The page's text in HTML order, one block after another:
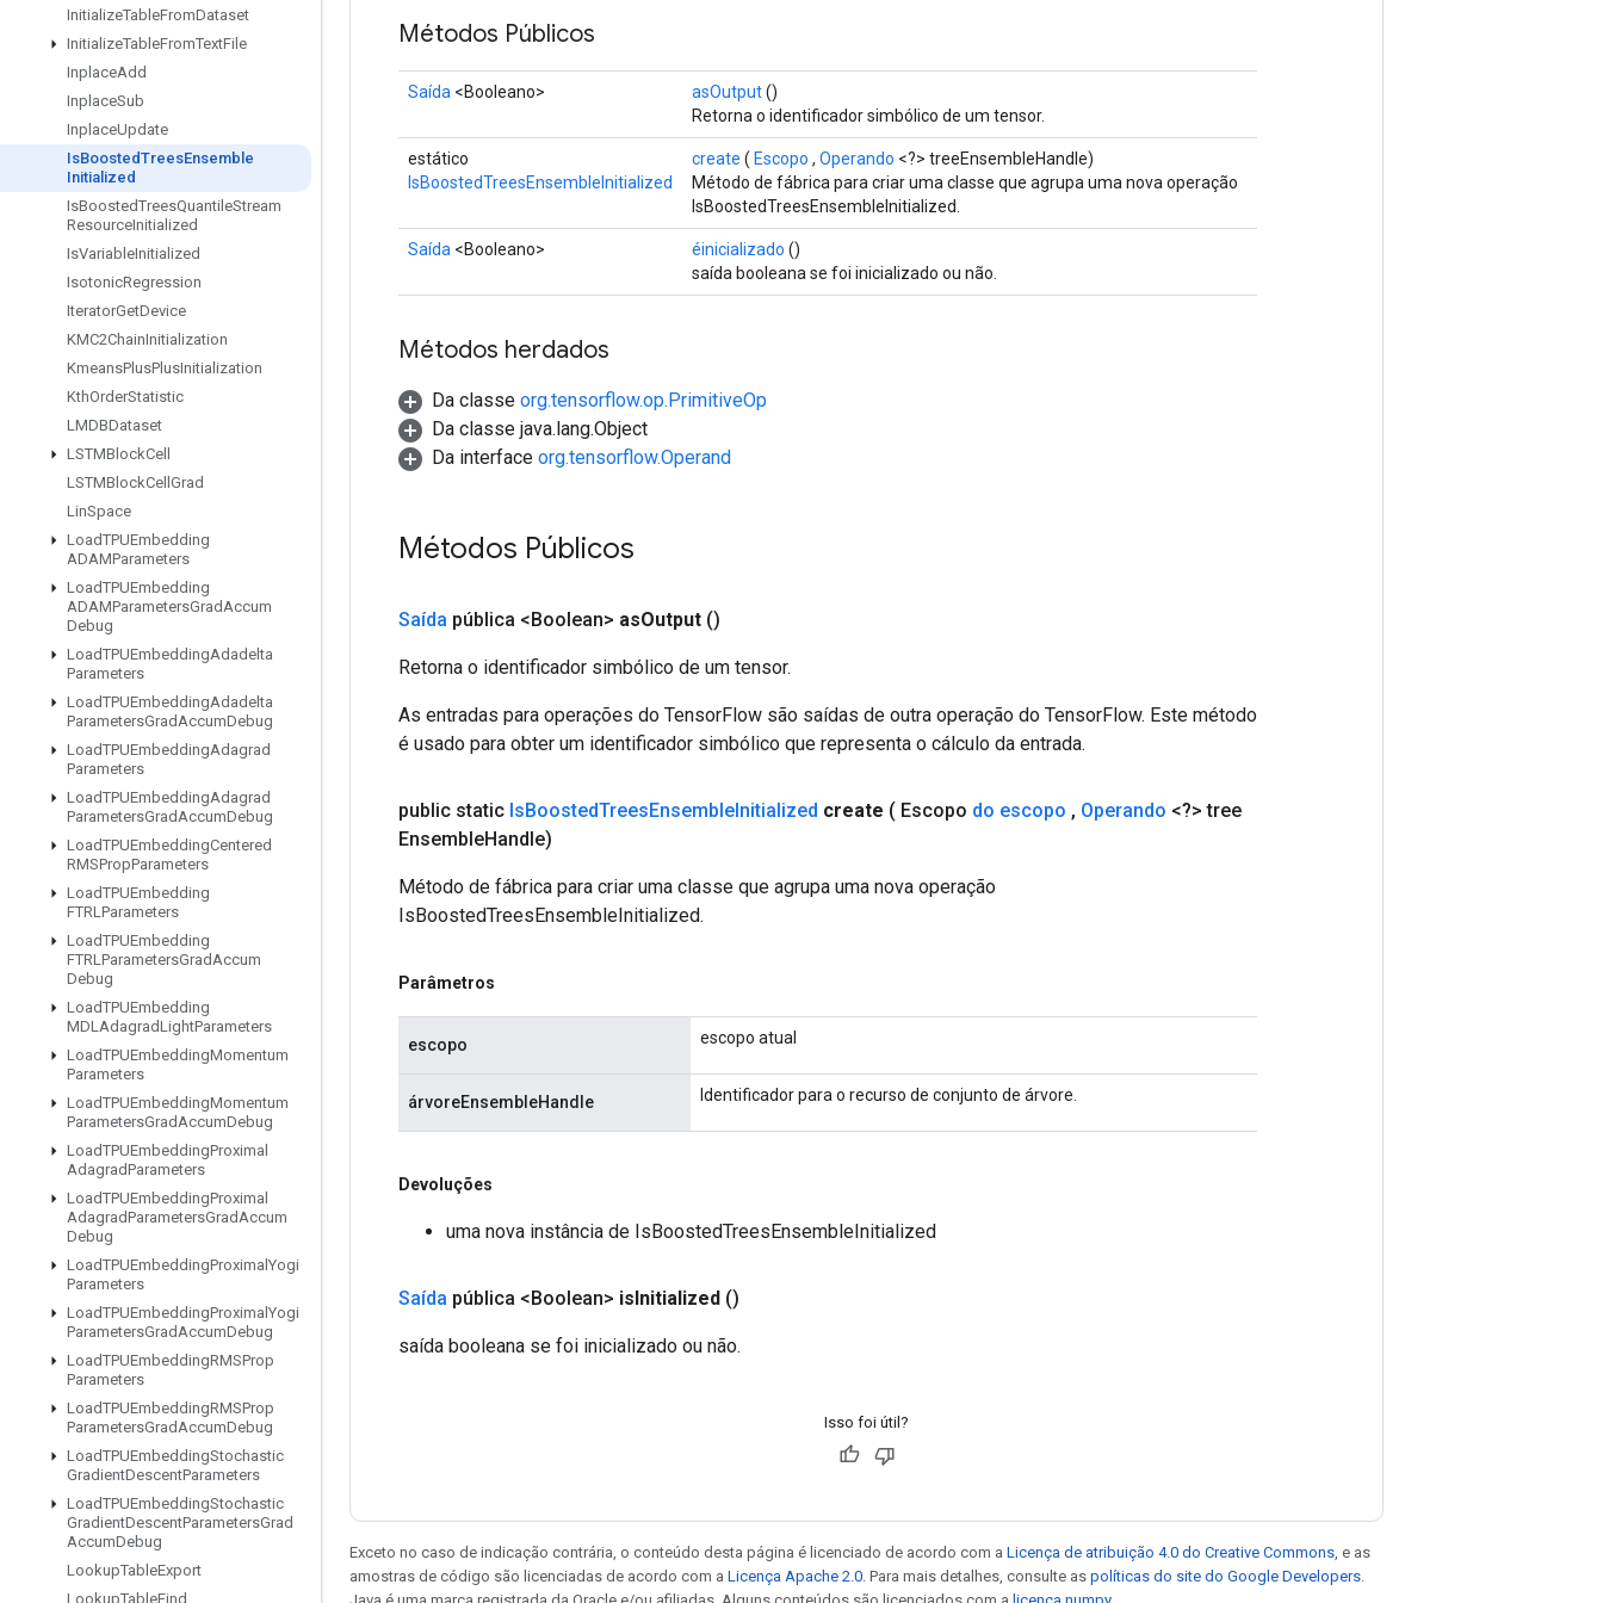
InitializeTableFromDataset
InitializeTableFromTextFile
InplaceAdd
InplaceSub
InplaceUpdate
IsBoostedTreesEnsemble
Initialized
IsBoostedTreesQuantileStream
ResourceInitialized
IsVariableInitialized
IsotonicRegression
IteratorGetDevice
KMC2ChainInitialization
KmeansPlusPlusInitialization
KthOrderStatistic
LMDBDataset
LSTMBlockCell
LSTMBlockCell Grad
LinSpace
LoadTPUEmbedding
ADAMParameters
LoadTPUEmbedding
ADAMParametersGradAccum
Debug
LoadTPUEmbeddingAdadelta
Parameters
LoadTPUEmbeddingAdadelta
ParametersGradAccumDebug
LoadTPUEmbeddingAdagrad
Parameters
LoadTPUEmbeddingAdagrad
ParametersGradAccumDebug
LoadTPUEmbeddingCentered
RMSPropParameters
LoadTPUEmbedding
FTRLParameters
LoadTPUEmbedding
FTRLParametersGradAccum
Debug
LoadTPUEmbedding
MDLAdagradLightParameters
LoadTPUEmbeddingMomentum
Parameters
LoadTPUEmbeddingMomentum
ParametersGradAccumDebug
LoadTPUEmbeddingProximal
AdagradParameters
LoadTPUEmbeddingProximal
AdagradParametersGradAccum
Debug
LoadTPUEmbeddingProximal Yogi
Parameters
LoadTPUEmbeddingProximal Yogi
ParametersGradAccumDebug
LoadTPUEmbeddingRMSProp
Parameters
LoadTPUEmbeddingRMSProp
ParametersGradAccumDebug
LoadTPUEmbeddingStochastic
GradientDescentParameters
LoadTPUEmbeddingStochastic
GradientDescentParametersGrad
AccumDebug
LookupTableExport
LookupTableFind
Métodos Públicos
Saída <Booleano> asOutput()
Retorna o identificador simbólico de um tensor.
estático
IsBoostedTreesEnsembleInitialized
create ( Escopo , Operando <?> treeEnsembleHandle)
Método de fábrica para criar uma classe que agrupa uma nova operação
IsBoostedTreesEnsembleInitialized.
Saída <Booleano> éinicializado ()
saída booleana se foi inicializado ou não.
Métodos herdados
Da classe org.tensorflow.op.PrimitiveOp
Da classe java.lang.Object
Da interface org.tensorflow.Operand
Métodos Públicos
Saída pública <Boolean> asOutput ()
Retorna o identificador simbólico de um tensor.
As entradas para operações do TensorFlow são saídas de outra operação do TensorFlow. Este método
é usado para obter um identificador simbólico que representa o cálculo da entrada.
public static IsBoostedTreesEnsembleInitialized create ( Escopo do escopo , Operando <?> tree
EnsembleHandle)
Método de fábrica para criar uma classe que agrupa uma nova operação
IsBoostedTreesEnsembleInitialized.
Parâmetros
escopo escopo atual
árvoreEnsembleHandle Identificador para o recurso de conjunto de árvore.
Devoluções
uma nova instância de IsBoostedTreesEnsembleInitialized
Saída pública <Boolean> isInitialized ()
saída booleana se foi inicializado ou não.
Isso foi útil?
Exceto no caso de indicação contrária, o conteúdo desta página é licenciado de acordo com a Licença de atribuição 4.0 do Creative Commons , e as
amostras de código são licenciadas de acordo com a Licença Apache 2.0 . Para mais detalhes, consulte as políticas do site do Google Developers